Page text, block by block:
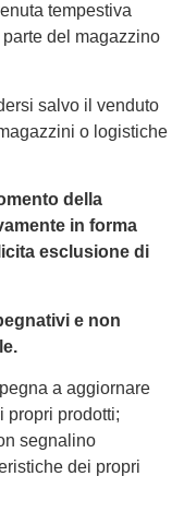
tempestiva
del magazzino
salvo il venduto
o logistiche
della
in forma
esclusione di
e non
a aggiornare
propri prodotti;
segnalino
dei propri